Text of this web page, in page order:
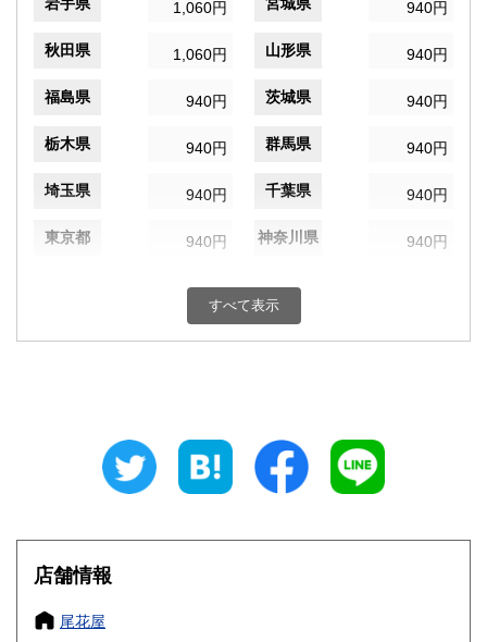
岩手県 1,060円 宮城県 940円
秋田県 1,060円 山形県 940円
福島県 940円 茨城県 940円
栃木県 940円 群馬県 940円
埼玉県 940円 千葉県 940円
東京都 940円 神奈川県 940円
940円 富山県
940円 三重県
大阪府
奈良県
すべて表示
店舗情報
尾花屋